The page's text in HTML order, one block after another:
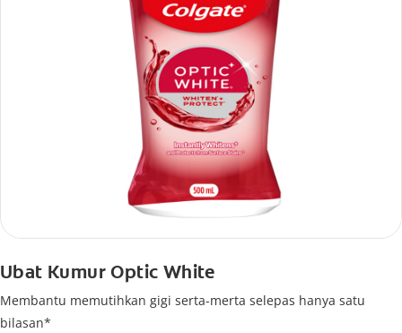
Ubat Kumur Optic White
Membantu memutihkan gigi serta-merta selepas hanya satu
bilasan*